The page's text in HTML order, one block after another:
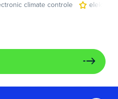
climate controle